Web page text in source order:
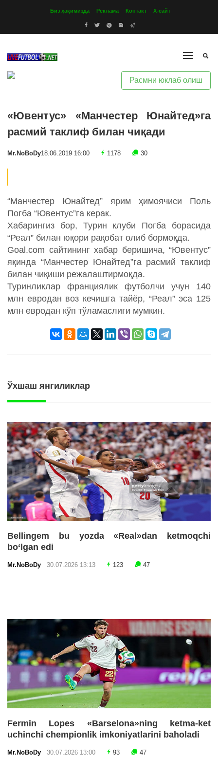
Биз ҳақимизда Реклама Контакт Х-сайт
Расмни юклаб олиш
«Ювентус» «Манчестер Юнайтед»га
расмий таклиф билан чиқади
Mr.NoBoDy18.06.2019 16:00 1178 30
“Манчестер Юнайтед” ярим ҳимоячиси Поль
Погба “Ювентус”га керак.
Хабарингиз бор, Турин клуби Погба борасида
“Реал” билан юқори рақобат олиб бормоқда.
Goal.com сайтининг хабар беришича, “Ювентус”
яқинда “Манчестер Юнайтед”га расмий таклиф
билан чиқиши режалаштирмоқда.
Туринликлар франциялик футболчи учун 140
млн евродан воз кечишга тайёр, “Реал” эса 125
млн евродан кўп тўламаслиги мумкин.
Ўхшаш янгиликлар
Bellingem bu yozda «Real»dan ketmoqchi
bo‘lgan edi
Mr.NoBoDy 30.07.2026 13:13 123 47
Fermin Lopes «Barselona»ning ketma-ket
uchinchi chempionlik imkoniyatlarini baholadi
Mr.NoBoDy 30.07.2026 13:00 93 47